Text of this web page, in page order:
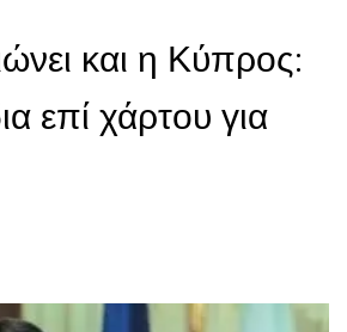
και η Κύπρος:
επί χάρτου για